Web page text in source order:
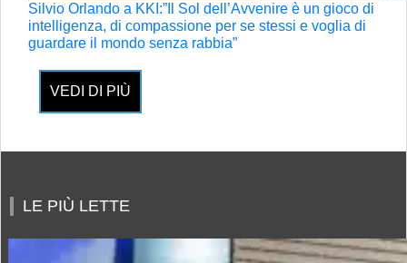
Silvio Orlando a KKI:”Il Sol dell’Avvenire è un gioco di
intelligenza, di compassione per se stessi e voglia di
guardare il mondo senza rabbia”
VEDI DI PIÙ
LE PIÙ LETTE